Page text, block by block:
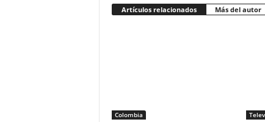
Artículos relacionados Más del autor
Colombia